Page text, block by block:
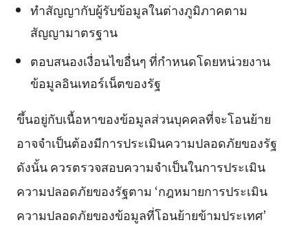
ทำสัญญากับผู้รับข้อมูลในต่างภูมิภาคตาม
สัญญามาตรฐาน
ตอบสนองเงื่อนไขอื่นๆ ที่กำหนดโดยหน่วยงาน
ข้อมูลอินเทอร์เน็ตของรัฐ
ขึ้นอยู่กับเนื้อหาของข้อมูลส่วนบุคคลที่จะโอนย้าย
อาจจำเป็นต้องมีการประเมินความปลอดภัยของรัฐ
ดังนั้น ควรตรวจสอบความจำเป็นในการประเมิน
ความปลอดภัยของรัฐตาม ‘กฎหมายการประเมิน
ความปลอดภัยของข้อมูลที่โอนย้ายข้ามประเทศ’